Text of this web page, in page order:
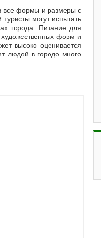
все формы и размеры с
могут испытать
города. Питание для
художественных форм и
высоко оценивается
людей в городе много